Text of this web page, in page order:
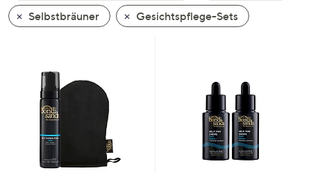
wischen
Sie
Geräten
rechts,
Selbstbräuner
Gesichtspflege-Sets